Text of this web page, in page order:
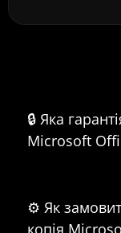
🔒 Яка
Microsoft
⚙️ Як
копія